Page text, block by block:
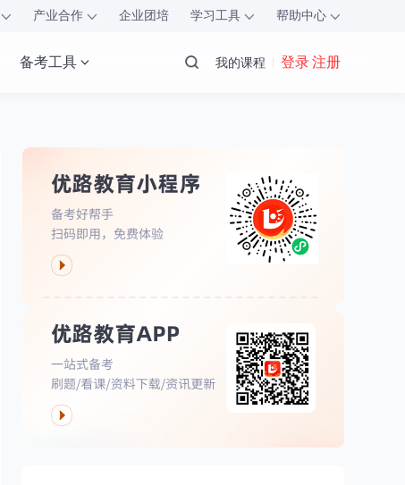
产业合作 企业团培 学习工具 帮助中心
备考工具 我的课程 登录 注册